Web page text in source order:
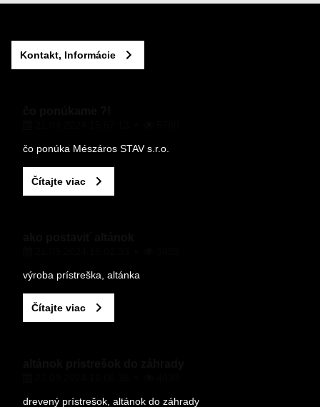
Kontakt, Informácie
čo ponúka Mészáros STAV s.r.o.
Čítajte viac
výroba prístreška, altánka
Čítajte viac
drevený prístrešok, altánok do záhrady